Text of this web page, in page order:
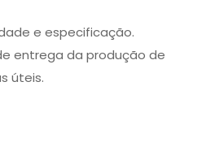
e especificação.
entrega da produção de
úteis.